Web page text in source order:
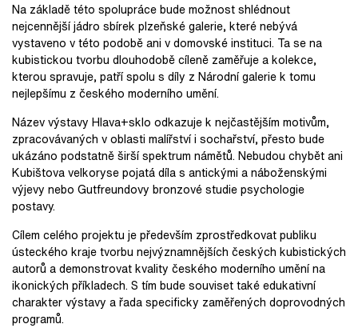
Na základě této spolupráce bude možnost shlédnout
nejcennější jádro sbírek plzeňské galerie, které nebývá
vystaveno v této podobě ani v domovské instituci. Ta se na
kubistickou tvorbu dlouhodobě cíleně zaměřuje a kolekce,
kterou spravuje, patří spolu s díly z Národní galerie k tomu
nejlepšímu z českého moderního umění.
Název výstavy Hlava+sklo odkazuje k nejčastějším motivům,
zpracovávaných v oblasti malířství i sochařství, přesto bude
ukázáno podstatně širší spektrum námětů. Nebudou chybět ani
Kubištova velkoryse pojatá díla s antickými a náboženskými
výjevy nebo Gutfreundovy bronzové studie psychologie
postavy.
Cílem celého projektu je především zprostředkovat publiku
ústeckého kraje tvorbu nejvýznamnějších českých kubistických
autorů a demonstrovat kvality českého moderního umění na
ikonických příkladech. S tím bude souviset také edukativní
charakter výstavy a řada specificky zaměřených doprovodných
programů.